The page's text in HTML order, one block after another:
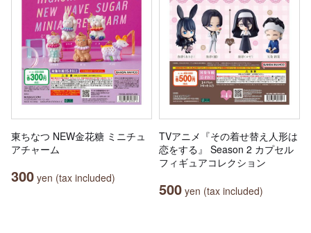
東ちなつ NEW金花糖 ミニチュ
アチャーム
300 yen (tax included)
TVアニメ『その着せ替え人形は
恋をする』 Season 2 カプセル
フィギュアコレクション
500 yen (tax included)